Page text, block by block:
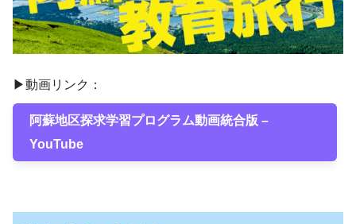
▶動画リンク：
阿蘇地区探求学習プログラム動画統合版 –
YouTube